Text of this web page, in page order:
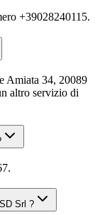
+39028240115.
Amiata 34, 20089
altro servizio di
Srl ?